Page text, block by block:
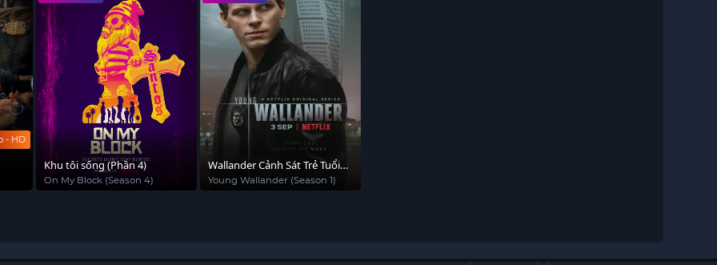
- HD
Khu tôi sống (Phần 4)
On My Block (Season 4)
Wallander Cảnh Sát Trẻ Tuổi
(Phần 1)
Young Wallander (Season 1)